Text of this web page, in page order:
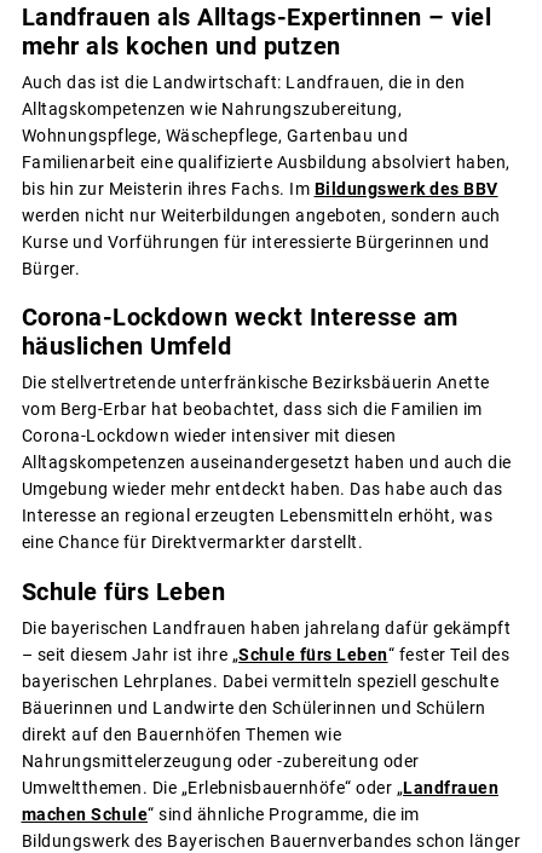
Landfrauen als Alltags-Expertinnen – viel
mehr als kochen und putzen
Auch das ist die Landwirtschaft: Landfrauen, die in den
Alltagskompetenzen wie Nahrungszubereitung,
Wohnungspflege, Wäschepflege, Gartenbau und
Familienarbeit eine qualifizierte Ausbildung absolviert haben,
bis hin zur Meisterin ihres Fachs. Im Bildungswerk des BBV
werden nicht nur Weiterbildungen angeboten, sondern auch
Kurse und Vorführungen für interessierte Bürgerinnen und
Bürger.
Corona-Lockdown weckt Interesse am
häuslichen Umfeld
Die stellvertretende unterfränkische Bezirksbäuerin Anette
vom Berg-Erbar hat beobachtet, dass sich die Familien im
Corona-Lockdown wieder intensiver mit diesen
Alltagskompetenzen auseinandergesetzt haben und auch die
Umgebung wieder mehr entdeckt haben. Das habe auch das
Interesse an regional erzeugten Lebensmitteln erhöht, was
eine Chance für Direktvermarkter darstellt.
Schule fürs Leben
Die bayerischen Landfrauen haben jahrelang dafür gekämpft
– seit diesem Jahr ist ihre „Schule fürs Leben“ fester Teil des
bayerischen Lehrplanes. Dabei vermitteln speziell geschulte
Bäuerinnen und Landwirte den Schülerinnen und Schülern
direkt auf den Bauernhöfen Themen wie
Nahrungsmittelerzeugung oder -zubereitung oder
Umweltthemen. Die „Erlebnisbauernhöfe“ oder „Landfrauen
machen Schule“ sind ähnliche Programme, die im
Bildungswerk des Bayerischen Bauernverbandes schon länger